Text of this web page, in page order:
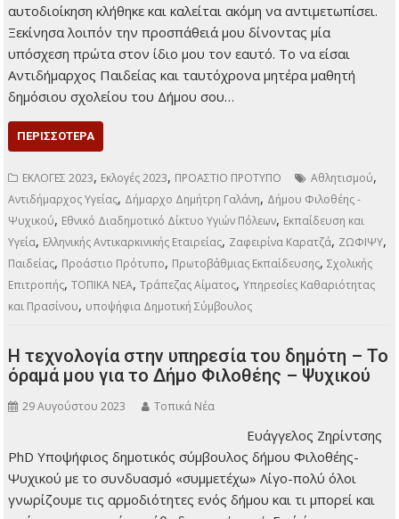
αυτοδιοίκηση κλήθηκε και καλείται ακόμη να αντιμετωπίσει.
Ξεκίνησα λοιπόν την προσπάθειά μου δίνοντας μία
υπόσχεση πρώτα στον ίδιο μου τον εαυτό. Το να είσαι
Αντιδήμαρχος Παιδείας και ταυτόχρονα μητέρα μαθητή
δημόσιου σχολείου του Δήμου σου…
ΠΕΡΙΣΣΌΤΕΡΑ
ΕΚΛΟΓΕΣ 2023, Εκλογές 2023, ΠΡΟΑΣΤΙΟ ΠΡΟΤΥΠΟ Αθλητισμού,
Αντιδήμαρχος Υγείας, Δήμαρχο Δημήτρη Γαλάνη, Δήμου Φιλοθέης -
Ψυχικού, Εθνικό Διαδημοτικό Δίκτυο Υγιών Πόλεων, Εκπαίδευση και
Υγεία, Ελληνικής Αντικαρκινικής Εταιρείας, Ζαφειρίνα Καρατζά, ΖΩΦΙΨΥ,
Παιδείας, Προάστιο Πρότυπο, Πρωτοβάθμιας Εκπαίδευσης,Σχολικής
Επιτροπής,ΤΟΠΙΚΑ ΝΕΑ,Τράπεζας Αίματος,Υπηρεσίες Καθαριότητας
και Πρασίνου, υποψήφια Δημοτική Σύμβουλος
Η τεχνολογία στην υπηρεσία του δημότη – Το
όραμά μου για το Δήμο Φιλοθέης – Ψυχικού
29 Αυγούστου 2023 Τοπικά Νέα
Ευάγγελος Ζηρίντσης
PhD Υποψήφιος
δημοτικός σύμβουλος
δήμου Φιλοθέης-